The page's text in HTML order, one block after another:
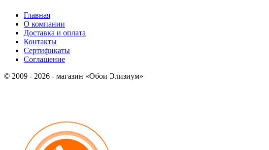
Главная
О компании
Доставка и оплата
Контакты
Сертификаты
Соглашение
© 2009 - 2026 - магазин «Обои Элизиум»